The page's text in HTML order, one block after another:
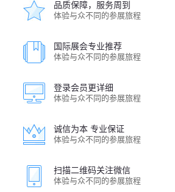
品质保障，服务周到
体验与众不同的参展旅程
国际展会专业推荐
体验与众不同的参展旅程
登录会员更详细
体验与众不同的参展旅程
诚信为本 专业保证
体验与众不同的参展旅程
扫描二维码关注微信
体验与众不同的参展旅程